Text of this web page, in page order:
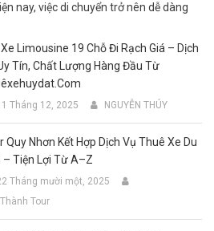
nay, việc di chuyển trở nên dễ dàng
Limousine 19 Chỗ Đi Rạch Giá – Dịch
Tín, Chất Lượng Hàng Đầu Từ
Tháng 12, 2025 NGUYỄN THÚY
Quy Nhơn Kết Hợp Dịch Vụ Thuê Xe Du
– Tiện Lợi Từ A–Z
Tháng mười một, 2025
Tour